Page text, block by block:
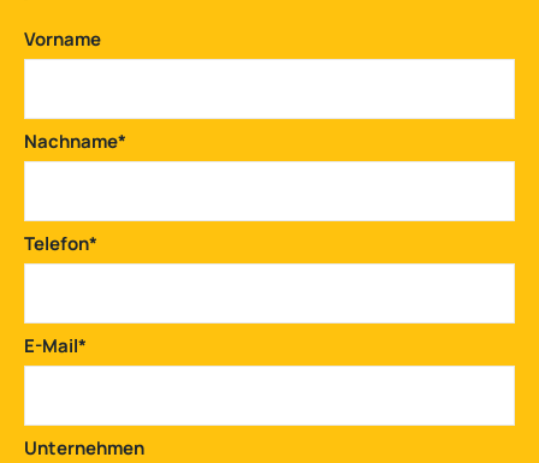
Vorname
Nachname*
Telefon*
E-Mail*
Unternehmen